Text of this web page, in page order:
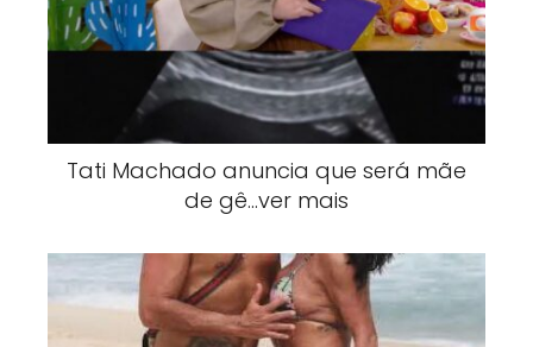
Tati Machado anuncia que será mãe
de gê…ver mais